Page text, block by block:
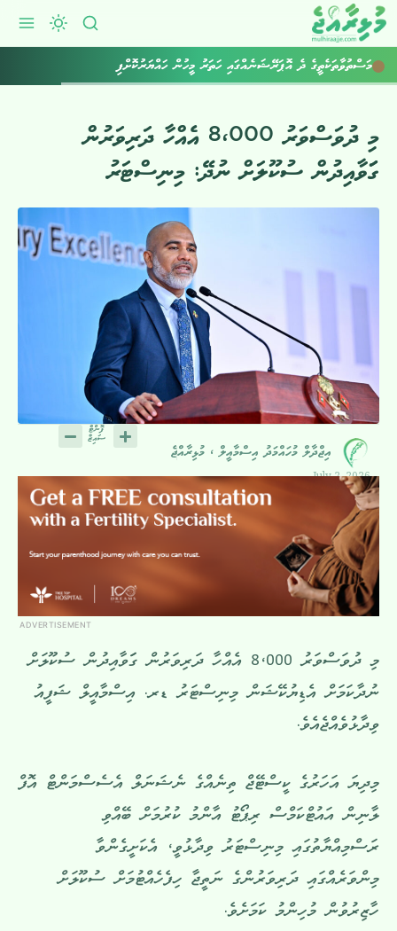
މަސްތުވާތަކެތީގެ ދެ އޮޕަރޭޝަނެއްގައި ހަތަރު މީހުން ހައްޔަރުކޮށްފި
މި ދުވަސްވަރު 8،000 އެއްހާ ދަރިވަރުން
ގަަވާއިދުން ސުކޫލަށް ނުދޭ: މިނިސްޓަރު
އިޖްދާލް މުހައްމަދު އިސްމާއީލް ، މުޅިރާއްޖެ
July 2, 2026
ADVERTISEMENT
މި ދުވަސްވަރު 8،000 އެއްހާ ދަރިވަރުން ގަަވާއިދުން ސުކޫލަށް
ނުދާކަމަށް އެޑިޔުކޭޝަން މިނިސްޓަރު ޑރ. އިސްމާއީލް ޝަފީއު
ވިދާޅުވެއްޖެއެވެ.
މިދިޔަ އަހަރުގެ ކީސްޓޭޖް ތިނެއްގެ ނެޝަނަލް އެސެސްމަންޓް އޮފް
ލާނިން އައުޓްކަމްސް ރިޕޯޓު އާންމު ކުރުމަށް ބޭއްވި
ރަސްމިއްޔާތުގައި މިނިސްޓަރު ވިދާޅުވީ، އެކަށީގެންވާ
މިންވަރެއްގައި ދަރިވަރުންގެ ނަތީޖާ ހިފެހެއްޓުމަށް ސުކޫލަށް
ހާޒިރުވުން މުހިންމު ކަމަށެވެ.